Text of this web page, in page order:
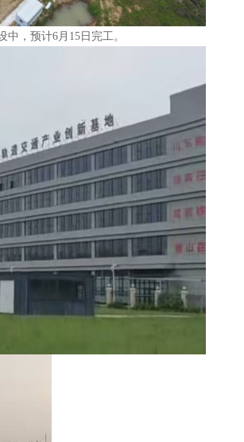
，预计6月15日完工。